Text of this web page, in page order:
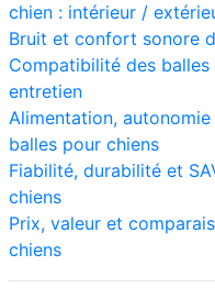
chien : intérieur /
Bruit et confort sonore
Compatibilité des
entretien
Alimentation,
balles pour chiens
Fiabilité, durabilité et
chiens
Prix, valeur et
chiens